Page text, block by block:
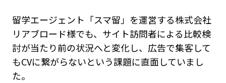
留学エージェント「スマ留」を運営する株式会社
リアブロード様でも、サイト訪問者による比較検
討が当たり前の状況へと変化し、広告で集客して
もCVに繋がらないという課題に直面していまし
た。